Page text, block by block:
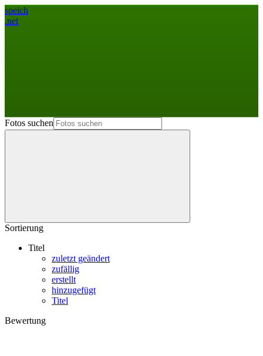
speich
.net
Fotos suchen
Sortierung
Titel
zuletzt geändert
zufällig
erstellt
hinzugefügt
Titel
Bewertung